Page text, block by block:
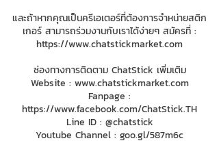
และถ้าหากคุณเป็นครีเอเตอร์ที่ต้องการจำหน่ายสติก
เกอร์ สามารถร่วมงานกับเราได้ง่ายๆ สมัครที่ :
https://www.chatstickmarket.com
ช่องทางการติดตาม ChatStick เพิ่มเติม
Website : www.chatstickmarket.com
Fanpage :
https://www.facebook.com/ChatStick.TH
Line ID : @chatstick
Youtube Channel : goo.gl/587m6c